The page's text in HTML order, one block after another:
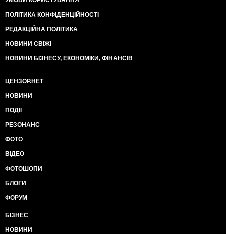
ПОЛІТИКА КОНФІДЕНЦІЙНОСТІ
РЕДАКЦІЙНА ПОЛІТИКА
НОВИНИ СВІЖІ
НОВИНИ БІЗНЕСУ, ЕКОНОМІКИ, ФІНАНСІВ
ЦЕНЗОР.НЕТ
НОВИНИ
ПОДІЇ
РЕЗОНАНС
ФОТО
ВІДЕО
ФОТОШОПИ
БЛОГИ
ФОРУМ
БІЗНЕС
НОВИНИ